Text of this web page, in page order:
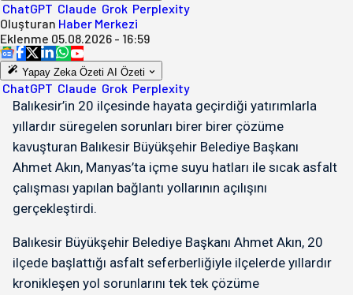
ChatGPT Claude Grok Perplexity
Oluşturan Haber Merkezi
Eklenme 05.08.2026 - 16:59
Yapay Zeka Özeti AI Özeti
ChatGPT Claude Grok Perplexity
Balıkesir’in 20 ilçesinde hayata geçirdiği yatırımlarla
yıllardır süregelen sorunları birer birer çözüme
kavuşturan Balıkesir Büyükşehir Belediye Başkanı
Ahmet Akın, Manyas’ta içme suyu hatları ile sıcak asfalt
çalışması yapılan bağlantı yollarının açılışını
gerçekleştirdi.
Balıkesir Büyükşehir Belediye Başkanı Ahmet Akın, 20
ilçede başlattığı asfalt seferberliğiyle ilçelerde yıllardır
kronikleşen yol sorunlarını tek tek çözüme